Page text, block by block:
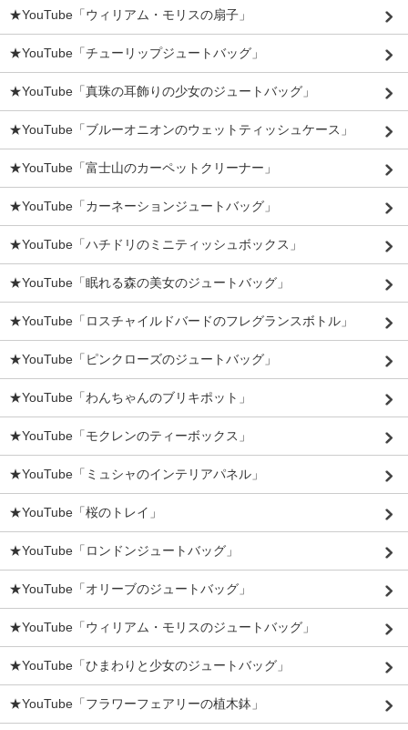
★YouTube「ウィリアム・モリスの扇子」
★YouTube「チューリップジュートバッグ」
★YouTube「真珠の耳飾りの少女のジュートバッグ」
★YouTube「ブルーオニオンのウェットティッシュケース」
★YouTube「富士山のカーペットクリーナー」
★YouTube「カーネーションジュートバッグ」
★YouTube「ハチドリのミニティッシュボックス」
★YouTube「眠れる森の美女のジュートバッグ」
★YouTube「ロスチャイルドバードのフレグランスボトル」
★YouTube「ピンクローズのジュートバッグ」
★YouTube「わんちゃんのブリキポット」
★YouTube「モクレンのティーボックス」
★YouTube「ミュシャのインテリアパネル」
★YouTube「桜のトレイ」
★YouTube「ロンドンジュートバッグ」
★YouTube「オリーブのジュートバッグ」
★YouTube「ウィリアム・モリスのジュートバッグ」
★YouTube「ひまわりと少女のジュートバッグ」
★YouTube「フラワーフェアリーの植木鉢」